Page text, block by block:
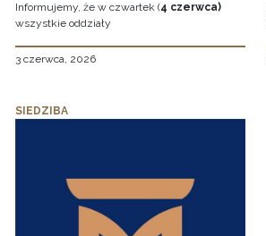
Informujemy, że w czwartek (4 czerwca)
wszystkie oddziały
3 czerwca, 2026
SIEDZIBA